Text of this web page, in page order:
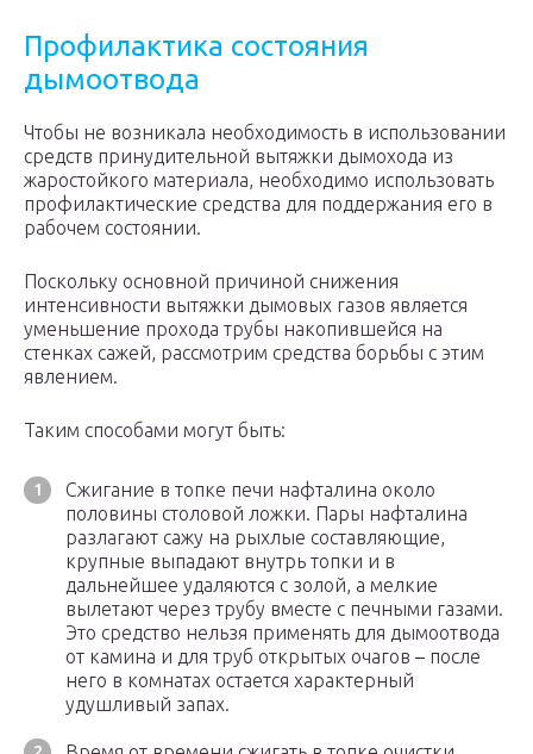
Профилактика состояния
дымоотвода
Чтобы не возникала необходимость в использовании
средств принудительной вытяжки дымохода из
жаростойкого материала, необходимо использовать
профилактические средства для поддержания его в
рабочем состоянии.
Поскольку основной причиной снижения
интенсивности вытяжки дымовых газов является
уменьшение прохода трубы накопившейся на
стенках сажей, рассмотрим средства борьбы с этим
явлением.
Таким способами могут быть:
Сжигание в топке печи нафталина около
половины столовой ложки. Пары нафталина
разлагают сажу на рыхлые составляющие,
крупные выпадают внутрь топки и в
дальнейшее удаляются с золой, а мелкие
вылетают через трубу вместе с печными газами.
Это средство нельзя применять для дымоотвода
от камина и для труб открытых очагов – после
него в комнатах остается характерный
удушливый запах.